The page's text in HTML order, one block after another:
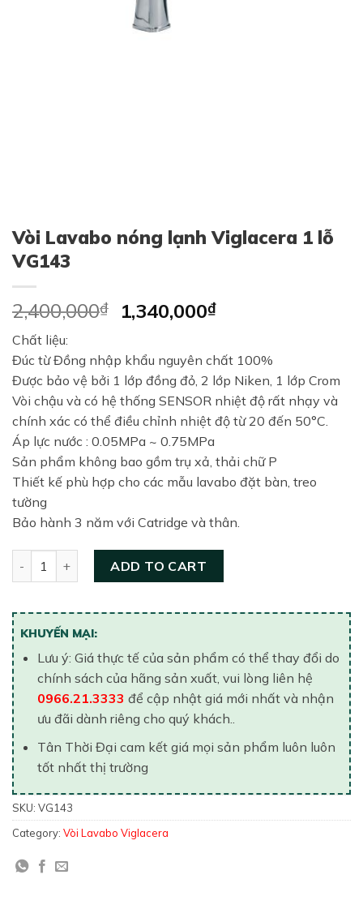
Vòi Lavabo nóng lạnh Viglacera 1 lỗ
VG143
2,400,000₫
Original
was:
2,400,000₫.
1,340,000₫Current
is:
1,340,000₫.
Chất liệu:
Đúc từ Đồng nhập khẩu nguyên chất 100%
Được bảo vệ bởi 1 lớp đồng đỏ, 2 lớp Niken, 1 lớp Crom
Vòi chậu và có hệ thống SENSOR nhiệt độ rất nhạy và
chính xác có thể điều chỉnh nhiệt độ từ 20 đến 50°C.
Áp lực nước : 0.05MPa ~ 0.75MPa
Sản phẩm không bao gồm trụ xả, thải chữ P
Thiết kế phù hợp cho các mẫu lavabo đặt bàn, treo
tường
Bảo hành 3 năm với Catridge và thân.
ADD TO CART
KHUYẾN MẠI:
Lưu ý: Giá thực tế của sản phẩm có thể thay đổi do
chính sách của hãng sản xuất, vui lòng liên hệ
0966.21.3333 để cập nhật giá mới nhất và nhận
ưu đãi dành riêng cho quý khách..
Tân Thời Đại cam kết giá mọi sản phẩm luôn luôn
tốt nhất thị trường
SKU: VG143
Category: Vòi Lavabo Viglacera